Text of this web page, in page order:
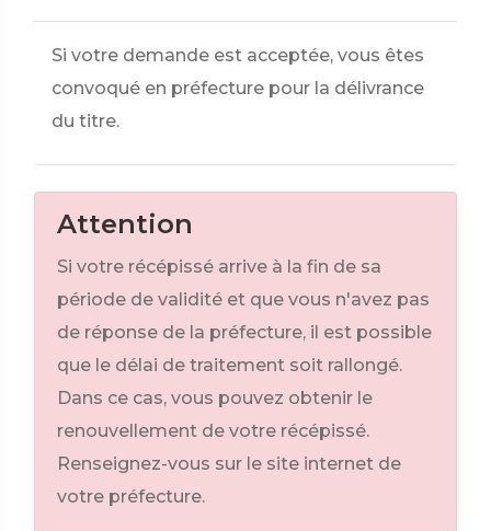
Si votre demande est acceptée, vous êtes
convoqué en préfecture pour la délivrance
du titre.
Attention
Si votre récépissé arrive à la fin de sa
période de validité et que vous n'avez pas
de réponse de la préfecture, il est possible
que le délai de traitement soit rallongé.
Dans ce cas, vous pouvez obtenir le
renouvellement de votre récépissé.
Renseignez-vous sur le site internet de
votre préfecture.